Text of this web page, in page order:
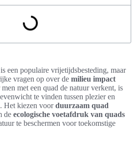
een populaire vrijetijdsbesteding, maar
vragen op over de milieu impact
men met een quad de natuur verkent, is
te vinden tussen plezier en
Het kiezen voorduurzaam quad
de ecologische voetafdruk van quads
te beschermen voor toekomstige